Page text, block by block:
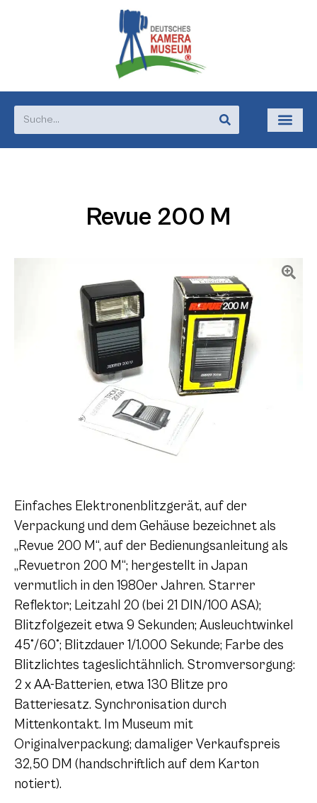
Revue 200 M
Einfaches Elektronenblitzgerät, auf der
Verpackung und dem Gehäuse bezeichnet als
„Revue 200 M“, auf der Bedienungsanleitung als
„Revuetron 200 M“; hergestellt in Japan
vermutlich in den 1980er Jahren. Starrer
Reflektor; Leitzahl 20 (bei 21 DIN/100 ASA);
Blitzfolgezeit etwa 9 Sekunden; Ausleuchtwinkel
45°/60°; Blitzdauer 1/1.000 Sekunde; Farbe des
Blitzlichtes tageslichtähnlich. Stromversorgung:
2 x AA-Batterien, etwa 130 Blitze pro
Batteriesatz. Synchronisation durch
Mittenkontakt. Im Museum mit
Originalverpackung; damaliger Verkaufspreis
32,50 DM (handschriftlich auf dem Karton
notiert).